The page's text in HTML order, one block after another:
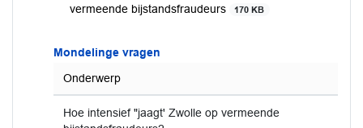
vermeende bijstandsfraudeurs
170 KB
Mondelinge vragen
Onderwerp
Hoe intensief "jaagt' Zwolle op vermeende